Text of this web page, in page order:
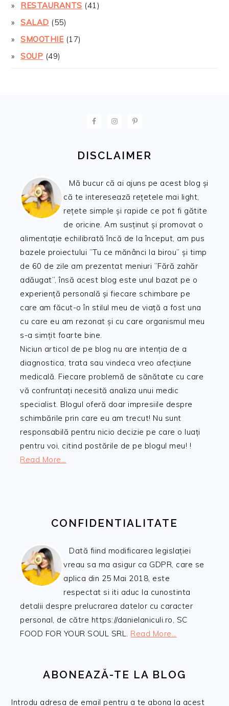
RESTAURANTS (41)
SALAD (55)
SMOOTHIE(17)
SOUP (49)
DISCLAIMER
Mă bucur că ai ajuns pe acest blog și
că te interesează rețetele mai light,
rețete simple și rapide ce pot fi gătite
de oricine. Am susținut și promovat o
alimentație echilibrată încă de la început, am pus
bazele proiectului ”Tu ce mănânci la birou” și timp
de 60 de zile am prezentat meniuri ”Fără zahăr
adăugat”, însă acest blog este unul bazat pe o
experiență personală și fiecare schimbare pe
care am făcut-o în stilul meu de viață a fost una
cu care eu am rezonat și cu care organismul meu
s-a simțit foarte bine.
Niciun articol de pe blog nu are intenția de a
diagnostica, trata sau vindeca vreo afecțiune
medicală. Fiecare problemă de sănătate cu care
vă confruntați necesită analiza unui medic
specialist. Blogul oferă doar impresiile despre
schimbările prin care eu am trecut! Nu sunt
responsabilă pentru nicio decizie pe care o luați
pentru voi, citind postările de pe blogul meu! !
Read More…
CONFIDENTIALITATE
Dată fiind modificarea legislației
vreau sa ma asigur ca GDPR, care se
aplica din 25 Mai 2018, este
respectat si iti aduc la cunostinta
detalii despre prelucrarea datelor cu caracter
personal, de către https://danielaniculi.ro, SC
FOOD FOR YOUR SOUL SRL. Read More…
ABONEAZĂ-TE LA BLOG
Introdu adresa de email pentru a te abona la acest